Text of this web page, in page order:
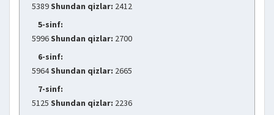
5389Shundan qizlar: 2412
5-sinf:
5996Shundan qizlar: 2700
6-sinf:
5964Shundan qizlar: 2665
7-sinf:
5125 Shundan qizlar: 2236